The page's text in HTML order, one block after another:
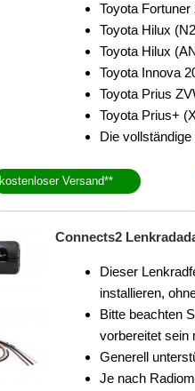
Toyota Fortuner
Toyota Hilux
Toyota Hilux
Toyota Innova
Toyota Prius
Toyota Prius+
Die
kostenloser Versand**
Connects2
Dieser
installieren,
Bitte beachten
vorbereitet sein
Generell
Je nach